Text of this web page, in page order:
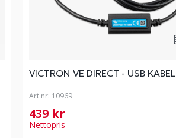
VICTRON VE DIRECT - USB KABEL
Art nr: 10969
439 kr
Nettopris